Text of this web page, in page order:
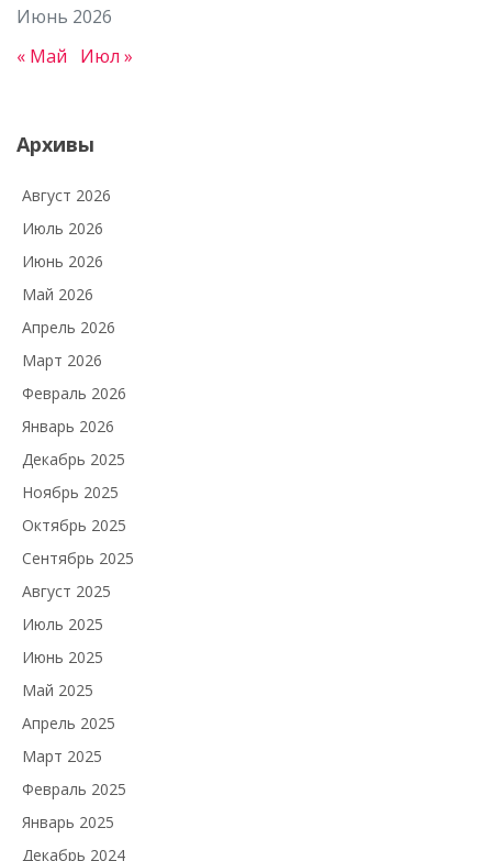
Июнь 2026
« Май
Июл »
Архивы
Август 2026
Июль 2026
Июнь 2026
Май 2026
Апрель 2026
Март 2026
Февраль 2026
Январь 2026
Декабрь 2025
Ноябрь 2025
Октябрь 2025
Сентябрь 2025
Август 2025
Июль 2025
Июнь 2025
Май 2025
Апрель 2025
Март 2025
Февраль 2025
Январь 2025
Декабрь 2024